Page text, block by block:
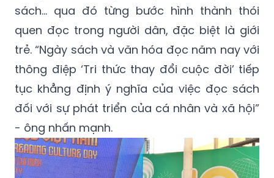
sách… qua đó từng bước hình thành thói
quen đọc trong người dân, đặc biệt là giới
trẻ. “Ngày sách và văn hóa đọc năm nay với
thông điệp ‘Tri thức thay đổi cuộc đời’ tiếp
tục khẳng định ý nghĩa của việc đọc sách
đối với sự phát triển của cá nhân và xã hội”
- ông nhấn mạnh.